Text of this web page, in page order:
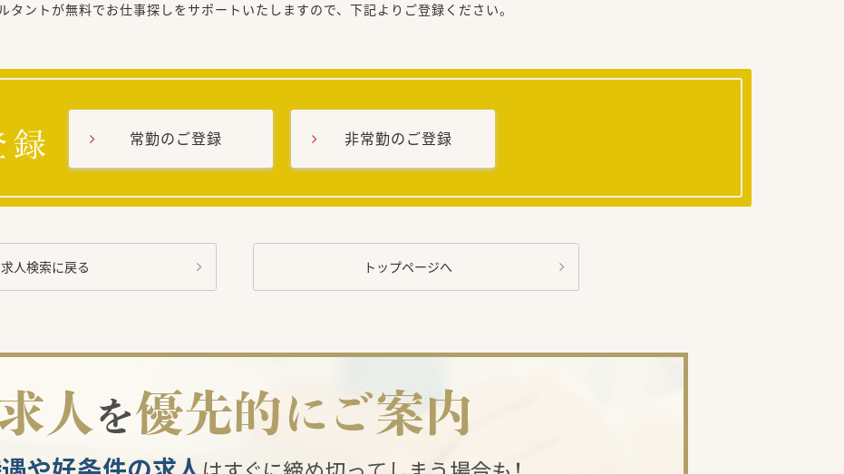
タントが無料でお仕事探しをサポートいたしますので、下記よりご登録ください。
常勤のご登録 非常勤のご登録
求人検索に戻る トップページへ